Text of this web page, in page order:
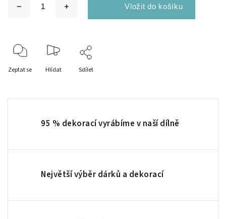
Zeptat se Hlídat Sdílet
95 % dekorací vyrábíme v naší dílně
Největší výběr dárků a dekorací